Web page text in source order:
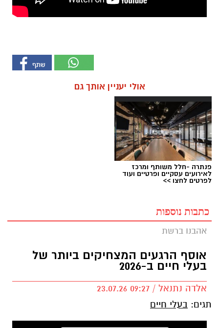
אולי יעניין אותך גם
פנתרה -חלל משותף ומרכז
לאירועים עסקיים ופרטיים ועוד
לפרטים לחצו >>
כתבות נוספות
אהבנו ברשת
אוסף הרגעים המצחיקים ביותר של
בעלי חיים ב-2026
אלדה נתנאל / 09:27 23.07.26
תגים: בעלי חיים